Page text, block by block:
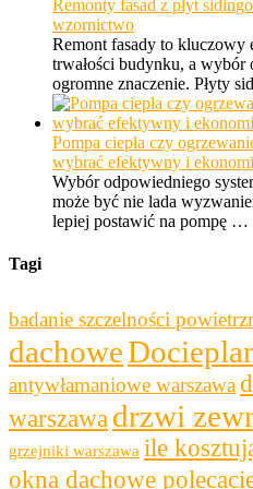
Remonty fasad z płyt
wzornictwo
Remont fasady to kluczowy
trwałości budynku, a wybór
ogromne znaczenie. Płyty
Pompa ciepła czy
wybrać efektywny i
Wybór odpowiedniego
może być nie lada
lepiej postawić na pompę …
Tagi
badanie szczelności
dachowe
antywłamaniowe warszawa
warszawa drzwi
grzejniki warszawa ile
okna dachowe